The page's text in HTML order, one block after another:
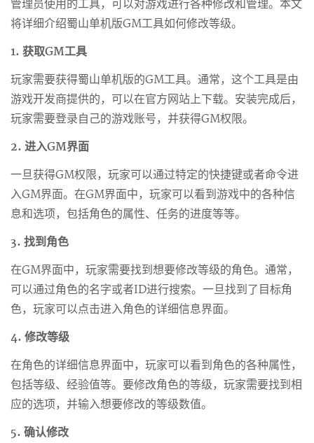
管理员使用的工具，可以对游戏进行各种修改和管理。本文
将详细介绍蜀山单机版GM工具如何修改等级。
1. 获取GM工具
玩家需要获得蜀山单机版的GM工具。通常，这个工具是由
游戏开发商提供的，可以在官方网站上下载。安装完成后，
玩家需要登录自己的游戏账号，并获得GM权限。
2. 进入GM界面
一旦获得GM权限，玩家可以通过特定的快捷键或者命令进
入GM界面。在GM界面中，玩家可以看到游戏中的各种信
息和选项，包括角色的属性、任务的进度等等。
3. 找到角色
在GM界面中，玩家需要找到想要修改等级的角色。通常，
可以通过角色的名字或者ID进行搜索。一旦找到了目标角
色，玩家可以点击进入角色的详细信息界面。
4. 修改等级
在角色的详细信息界面中，玩家可以看到角色的各种属性，
包括等级、经验值等。要修改角色的等级，玩家需要找到相
应的选项，并输入想要修改的等级数值。
5. 确认修改